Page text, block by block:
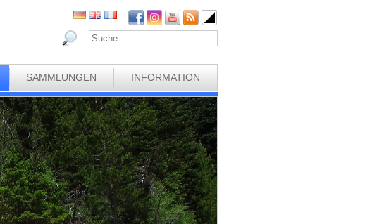
SAMMLUNGEN INFORMATION